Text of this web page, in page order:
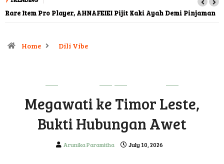
Rare Item Pro Player, AHNAFEIEI Pijit Kaki Ayah Demi Pinjaman
Home Dili Vibe
Megawati ke Timor Leste,
Bukti Hubungan Awet
Arunika Paramitha July 10, 2026